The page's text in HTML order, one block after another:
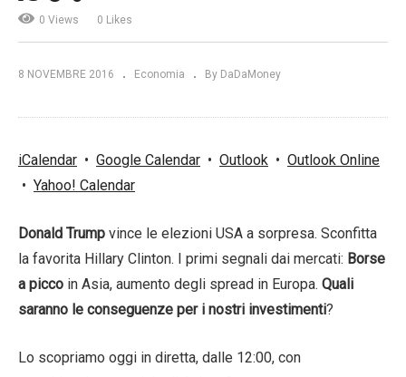
0 Views 0 Likes
8 NOVEMBRE 2016 Economia By DaDaMoney
iCalendar • Google Calendar • Outlook • Outlook Online
• Yahoo! Calendar
Donald Trump vince le elezioni USA a sorpresa. Sconfitta
la favorita Hillary Clinton. I primi segnali dai mercati: Borse
a picco in Asia, aumento degli spread in Europa. Quali
saranno le conseguenze per i nostri investimenti?
Lo scopriamo oggi in diretta, dalle 12:00, con